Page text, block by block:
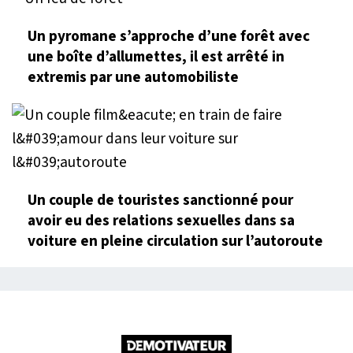
Un pyromane s’approche d’une forêt avec
une boîte d’allumettes, il est arrêté in
extremis par une automobiliste
Un couple de touristes sanctionné pour
avoir eu des relations sexuelles dans sa
voiture en pleine circulation sur l’autoroute